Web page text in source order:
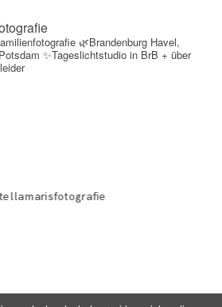
🌿Brandenburg Havel,
✨Tageslichtstudio in BrB + über